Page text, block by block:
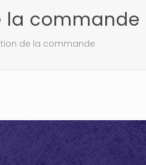
la commande
de la commande